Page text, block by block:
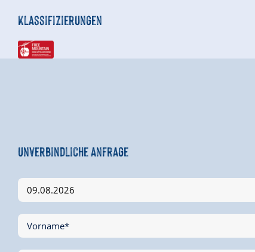
Klassifizierungen
Unverbindliche Anfrage
Vorname*